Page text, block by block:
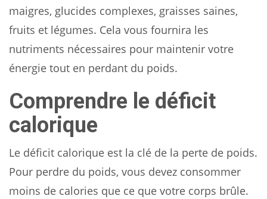
maigres, glucides complexes, graisses saines,
fruits et légumes. Cela vous fournira les
nutriments nécessaires pour maintenir votre
énergie tout en perdant du poids.
Comprendre le déficit
calorique
Le déficit calorique est la clé de la perte de poids.
Pour perdre du poids, vous devez consommer
moins de calories que ce que votre corps brûle.